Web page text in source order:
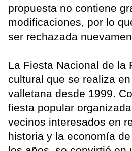
propuesta no contiene
modificaciones, por lo
ser rechazada
La Fiesta Nacional de la
cultural que se realiza
valletana desde 1999.
fiesta popular
vecinos interesados en
historia y la economía